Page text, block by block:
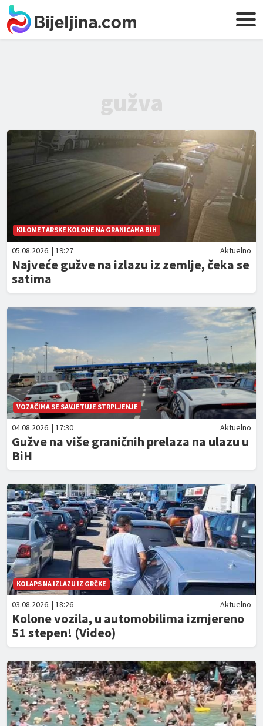
gužva
KILOMETARSKE KOLONE NA GRANICAMA BIH
05.08.2026. | 19:27 Aktuelno
Najveće gužve na izlazu iz zemlje, čeka se
satima
VOZAČIMA SE SAVJETUJE STRPLJENJE
04.08.2026. | 17:30 Aktuelno
Gužve na više graničnih prelaza na ulazu u
BiH
KOLAPS NA IZLAZU IZ GRČKE
03.08.2026. | 18:26 Aktuelno
Kolone vozila, u automobilima izmjereno
51 stepen! (Video)